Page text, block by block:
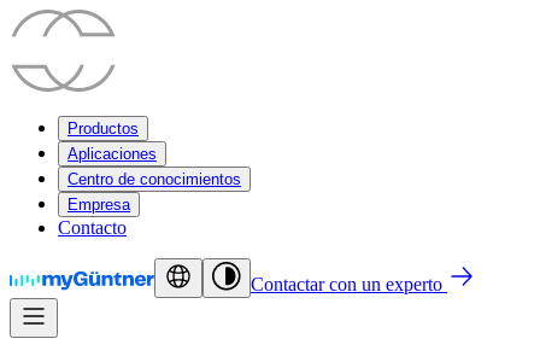
Productos
Aplicaciones
Centro de conocimientos
Empresa
Contacto
Contactar con un experto